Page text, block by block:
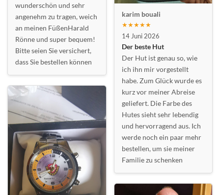
wunderschön und sehr
angenehm zu tragen, weich
an meinen FüßenHarald
Rönne und super bequem!
Bitte seien Sie versichert,
dass Sie bestellen können
karim bouali
★★★★★
14 Juni 2026
Der beste Hut
Der Hut ist genau so, wie
ich ihn mir vorgestellt
habe. Zum Glück wurde es
kurz vor meiner Abreise
geliefert. Die Farbe des
Hutes sieht sehr lebendig
und hervorragend aus. Ich
werde noch ein paar mehr
bestellen, um sie meiner
Familie zu schenken